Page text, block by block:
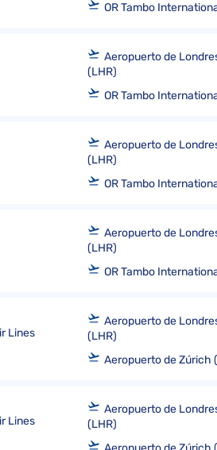
OR Tambo
Aeropuerto de
(LHR)
OR Tambo
Aeropuerto de
(LHR)
OR Tambo
Aeropuerto de
(LHR)
OR Tambo
Lines
Aeropuerto de
(LHR)
Aeropuerto de Zúrich
Lines
Aeropuerto de
(LHR)